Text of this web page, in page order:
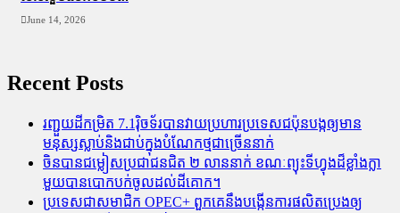
June 14, 2026
Recent Posts
រញ្ជួយដីកម្រិត​ 7.1រ៉ិចទ័របានវាយប្រហារប្រទេសជប៉ុនបង្កឲ្យមាន
មនុស្សស្លាប់​និង​ជាប់ក្នុងបំណែកថ្មជាច្រើននាក់
ចិនបានជម្លៀសប្រជាជនជិត ២ លាននាក់ ខណៈព្យុះទីហ្វុងដ៏ខ្លាំងក្លា
មួយបានបោកបក់ចូលដល់ដីគោក។
ប្រទេសជាសមាជិក OPEC+​ ពួកគេនឹងបង្កើនការផលិតប្រេងឲ្យ